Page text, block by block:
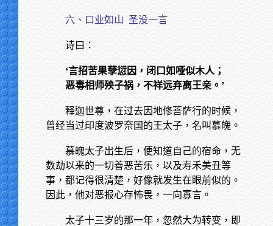
六、口业如山 圣没一言
诗曰：
‘言招苦果孽愆因，闭口如哑似木人；
恶毒相师殃子祸，不祥远弃离王亲。’
释迦世尊，在过去因地修菩萨行的时候，
曾经当过印度波罗奈国的王太子，名叫慕魄。
慕魄太子出生后，便知道自己的宿命，无
数劫以来的一切善恶苦乐，以及寿禾美丑等
事，都记得很清楚，好像就发生在眼前似的。
因此，他对恶报心存怖畏，一向寡言。
太子十三岁的那一年，忽然大为转变，即